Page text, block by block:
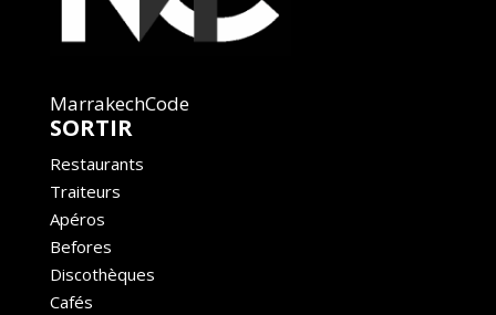
MarrakechCode
SORTIR
Restaurants
Traiteurs
Apéros
Befores
Discothèques
Cafés